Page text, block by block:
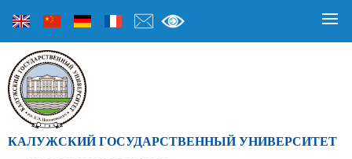
КАЛУЖСКИЙ ГОСУДАРСТВЕННЫЙ УНИВЕРСИТЕТ